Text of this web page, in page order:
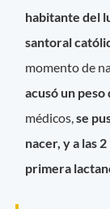
habitante del
santoral
momento de
acusó un
médicos,se
nacer, y a las
primera